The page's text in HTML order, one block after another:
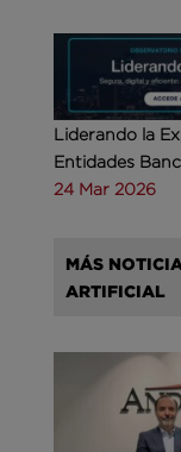
Liderando la
Entidades
24 Mar 2026
MÁS
ARTIFICIAL